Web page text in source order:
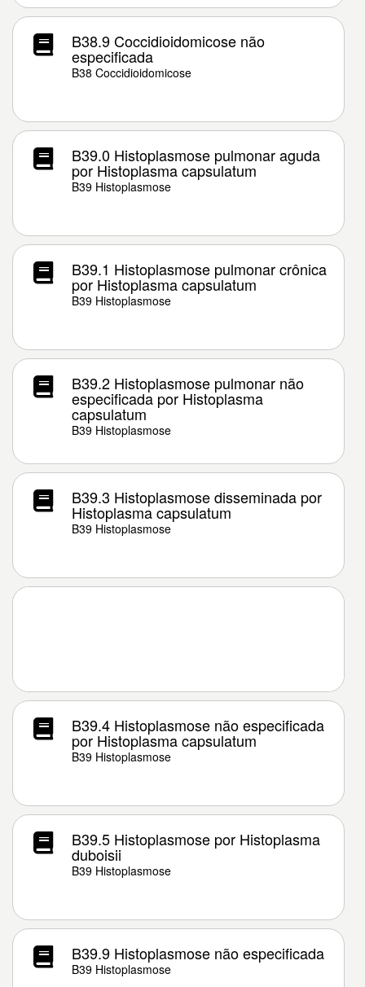
B38.9 Coccidioidomicose não
especificada
B38 Coccidioidomicose
B39.0 Histoplasmose pulmonar aguda
por Histoplasma capsulatum
B39 Histoplasmose
B39.1 Histoplasmose pulmonar crônica
por Histoplasma capsulatum
B39 Histoplasmose
B39.2 Histoplasmose pulmonar não
especificada por Histoplasma
capsulatum
B39 Histoplasmose
B39.3 Histoplasmose disseminada por
Histoplasma capsulatum
B39 Histoplasmose
B39.4 Histoplasmose não especificada
por Histoplasma capsulatum
B39 Histoplasmose
B39.5 Histoplasmose por Histoplasma
duboisii
B39 Histoplasmose
B39.9 Histoplasmose não especificada
B39 Histoplasmose